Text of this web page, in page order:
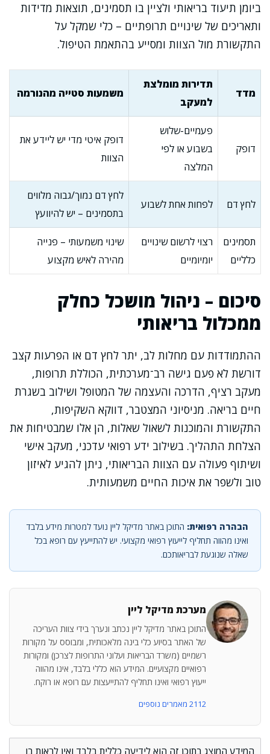
ביומן תיעוד בריאותי ולציין בו תסמינים, תוצאות מדידות
ותאריכים של שינויים תרופתיים – כלי שמקל על
התקשורת מול הצוות ומסייע בהתאמת הטיפול.
מדד
תדירות מומלצת
למעקב
משמעות סטייה מהנורמה
דופק
פעמיים-שלוש
בשבוע או לפי
המלצה
דופק איטי מדי יש ליידע את
הצוות
לחץ דם לפחות אחת לשבוע
לחץ דם נמוך/גבוה מלווים
בתסמינים – יש להיוועץ
תסמינים
כלליים
רצוי לרשום שינויים
יומיומיים
שינוי משמעותי – פנייה
מהירה לאיש מקצוע
סיכום – ניהול מושכל כחלק
ממכלול בריאותי
ההתמודדות עם מחלות לב, יתר לחץ דם או הפרעות קצב
דורשת לא פעם גישה רב־מערכתית, הכוללת תרופות,
מעקב רציף, הדרכה והעצמה של המטופל ושילוב בשגרת
חיים בריאה. מניסיוני המצטבר, דווקא השקיפות,
התקשורת והמוכנות לשאול שאלות, הן אלו שמבטיחות את
הצלחת התהליך. בשילוב ידע רפואי עדכני, מעקב אישי
ושיתוף פעולה עם הצוות הבריאותי, ניתן להגיע לאיזון
טוב ולשפר את איכות החיים משמעותית.
הבהרה רפואית: התוכן באתר מדיקל ליין נועד למטרות מידע בלבד
ואינו מהווה תחליף לייעוץ רפואי מקצועי. יש להתייעץ עם רופא בכל
שאלה שנוגעת לבריאותכם.
מערכת מדיקל ליין
התוכן באתר מדיקל ליין נכתב ונערך בידי צוות העריכה
של האתר בסיוע כלי בינה מלאכותית, ומבוסס על מקורות
רשמיים (משרד הבריאות ועלוני התרופות לצרכן) ומקורות
רפואיים מקצועיים. המידע הוא כללי בלבד, אינו מהווה
ייעוץ רפואי ואינו תחליף להתייעצות עם רופא או רוקח.
2112 מאמרים נוספים
המידע המוצג בתוכן זה הוא לידיעה כללית בלבד ואין לראות בו